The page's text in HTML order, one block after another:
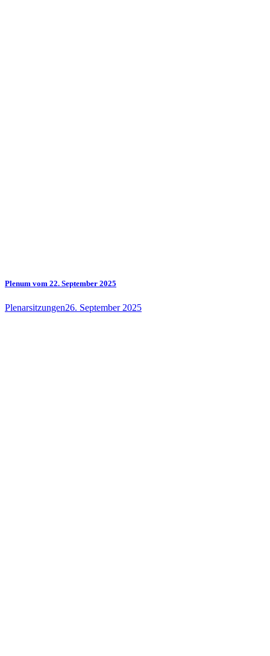
Plenum vom 22. September 2025
Plenarsitzungen26. September 2025